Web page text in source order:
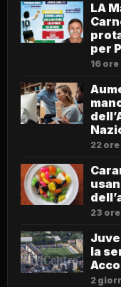
LA
per
16 ore
22
23
la
2